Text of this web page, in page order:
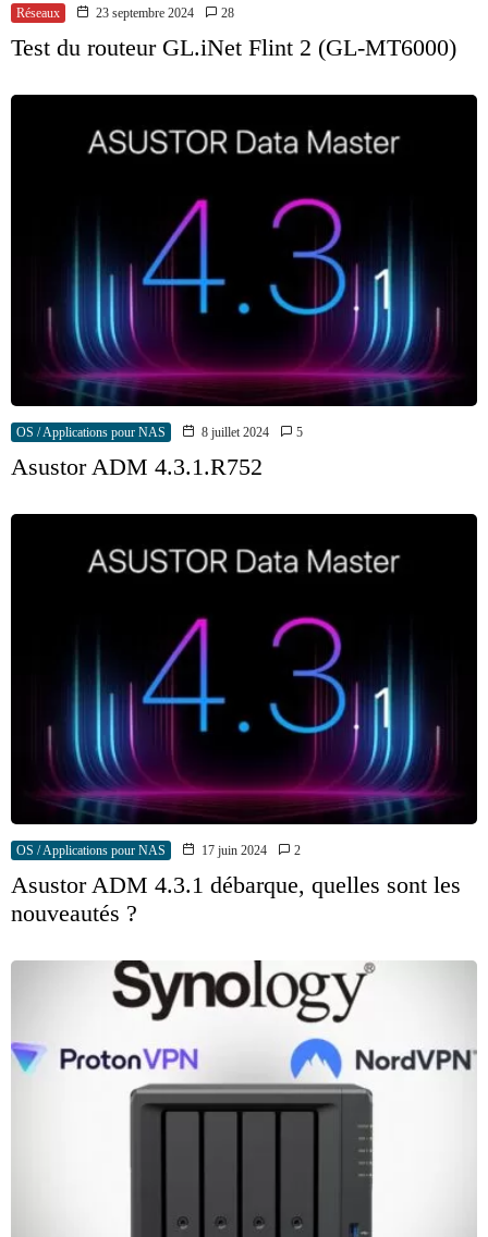
Réseaux 23 septembre 2024 28
Test du routeur GL.iNet Flint 2 (GL-MT6000)
OS / Applications pour NAS 8 juillet 2024 5
Asustor ADM 4.3.1.R752
OS / Applications pour NAS 17 juin 2024 2
Asustor ADM 4.3.1 débarque, quelles sont les
nouveautés ?